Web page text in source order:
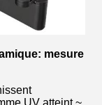
mesure
UV atteint ~